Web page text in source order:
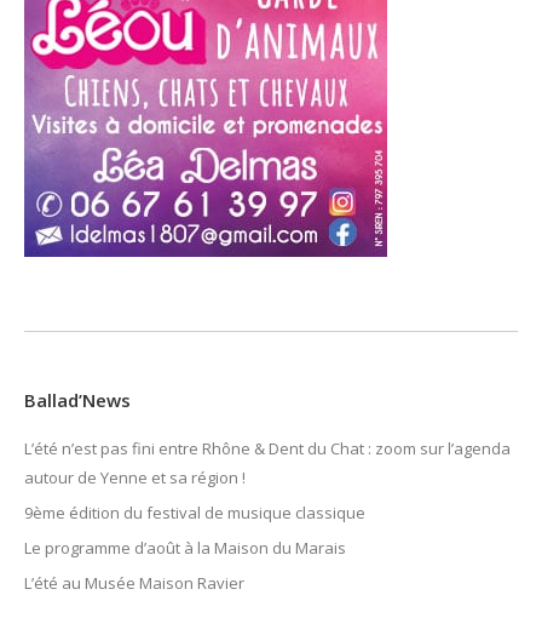
Ballad’News
L’été n’est pas fini entre Rhône & Dent du Chat : zoom sur l’agenda
autour de Yenne et sa région !
9ème édition du festival de musique classique
Le programme d’août à la Maison du Marais
L’été au Musée Maison Ravier